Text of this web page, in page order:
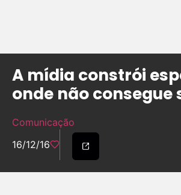
A mídia constrói
onde não consegue
Comunicação
16/12/16